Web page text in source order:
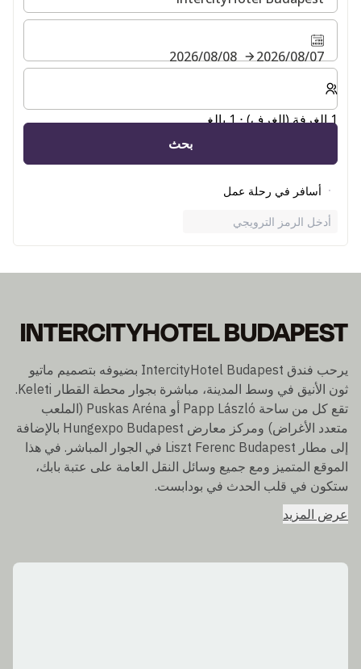
07‏/08‏/2026
08‏/08‏/2026
حدد عدد الغرف والضيوف لإقامتك
1 الغرفة (الغرف) ⋅ 1 بالغ
بحث
أسافر في رحلة عمل
أدخل الرمز الترويجي
INTERCITYHOTEL BUDAPEST
يرحب فندق IntercityHotel Budapest بضيوفه بتصميم ماتيو
ثون الأنيق في وسط المدينة، مباشرة بجوار محطة القطار Keleti.
تقع كل من ساحة Papp László أو Puskas Aréna (الملعب
متعدد الأغراض) ومركز معارض Hungexpo Budapest بالإضافة
إلى مطار Liszt Ferenc Budapest في الجوار المباشر. في هذا
الموقع المتميز ومع جميع وسائل النقل العامة على عتبة بابك،
ستكون في قلب الحدث في بودابست.
عرض المزيد